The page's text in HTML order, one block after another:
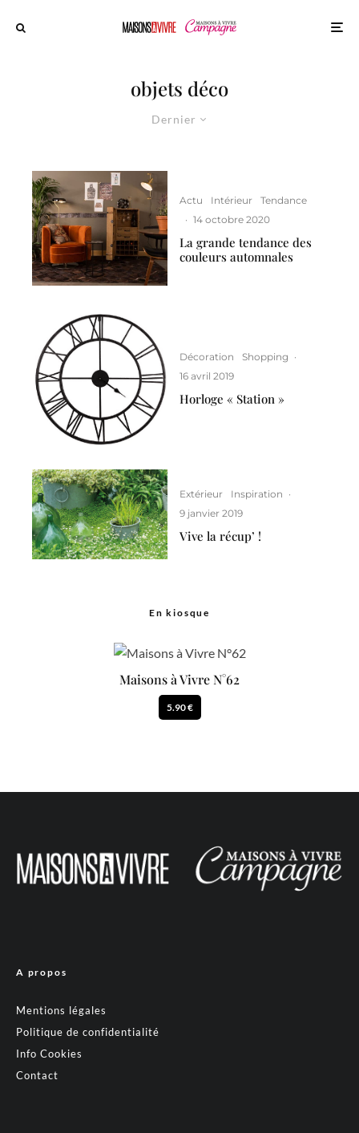
objets déco
Dernier
Actu Intérieur
Tendance
· 14 octobre 2020
La grande tendance des
couleurs automnales
Décoration Shopping ·
16 avril 2019
Horloge « Station »
Extérieur Inspiration ·
9 janvier 2019
Vive la récup’ !
En kiosque
Maisons à Vivre N°62
5.90 €
A propos
Mentions légales
Politique de confidentialité
Info Cookies
Contact